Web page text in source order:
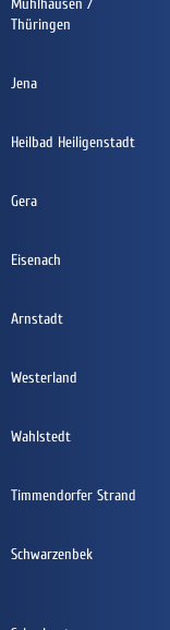
Mühlhausen /
Thüringen
Jena
Heilbad Heiligenstadt
Gera
Eisenach
Arnstadt
Westerland
Wahlstedt
Timmendorfer Strand
Schwarzenbek